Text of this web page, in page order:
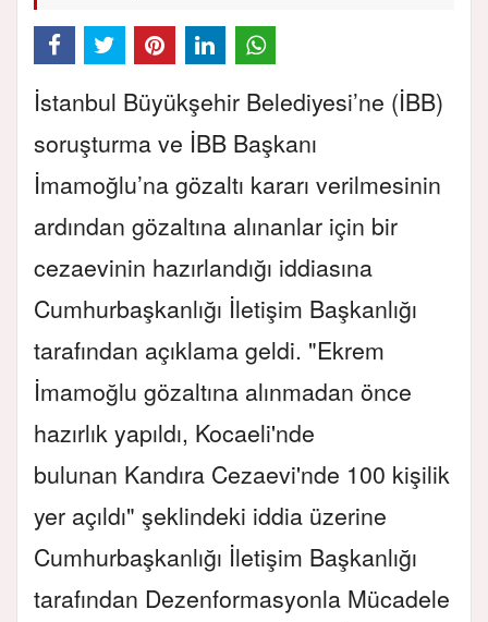
İstanbul Büyükşehir Belediyesi’ne (İBB)
soruşturma ve İBB Başkanı
İmamoğlu’na gözaltı kararı verilmesinin
ardından gözaltına alınanlar için bir
cezaevinin hazırlandığı iddiasına
Cumhurbaşkanlığı İletişim Başkanlığı
tarafından açıklama geldi. "Ekrem
İmamoğlu gözaltına alınmadan önce
hazırlık yapıldı, Kocaeli'nde
bulunan Kandıra Cezaevi'nde 100 kişilik
yer açıldı" şeklindeki iddia üzerine
Cumhurbaşkanlığı İletişim Başkanlığı
tarafından Dezenformasyonla Mücadele